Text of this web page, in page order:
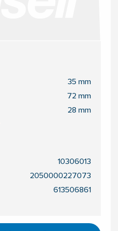
35 mm
72 mm
28 mm
10306013
2050000227073
613506861